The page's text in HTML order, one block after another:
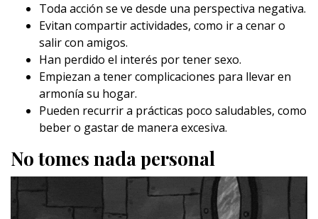
Toda acción se ve desde una perspectiva negativa.
Evitan compartir actividades, como ir a cenar o
salir con amigos.
Han perdido el interés por tener sexo.
Empiezan a tener complicaciones para llevar en
armonía su hogar.
Pueden recurrir a prácticas poco saludables, como
beber o gastar de manera excesiva.
No tomes nada personal